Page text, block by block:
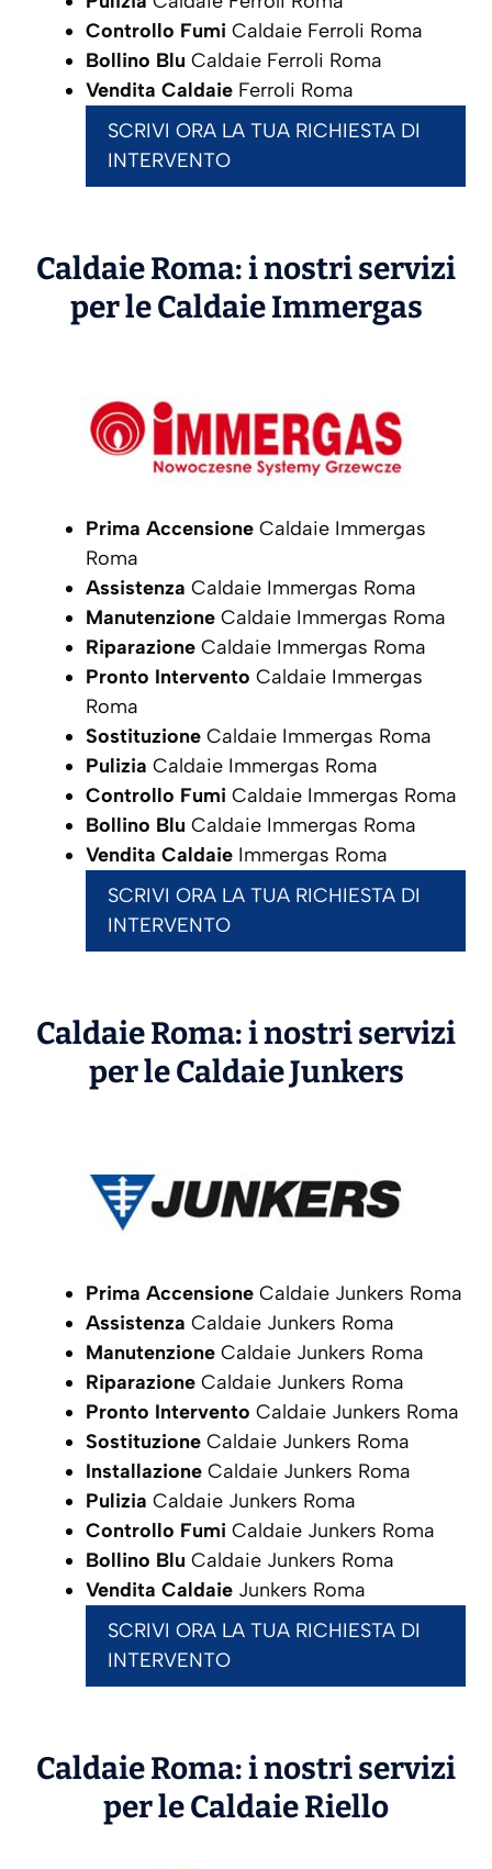
Controllo Fumi Caldaie Ferroli Roma
Bollino Blu Caldaie Ferroli Roma
Vendita Caldaie Ferroli Roma
SCRIVI ORA LA TUA RICHIESTA DI
INTERVENTO
Caldaie Roma: i nostri servizi
per le CaldaieImmergas
Prima Accensione Caldaie Immergas
Roma
Assistenza Caldaie Immergas Roma
Manutenzione Caldaie Immergas Roma
Riparazione Caldaie Immergas Roma
Pronto Intervento Caldaie Immergas
Roma
Sostituzione Caldaie Immergas Roma
Pulizia Caldaie Immergas Roma
Controllo Fumi Caldaie Immergas Roma
Bollino Blu Caldaie Immergas Roma
Vendita Caldaie Immergas Roma
SCRIVI ORA LA TUA RICHIESTA DI
INTERVENTO
Caldaie Roma: i nostri servizi
per le CaldaieJunkers
Prima Accensione Caldaie Junkers Roma
Assistenza Caldaie Junkers Roma
Manutenzione Caldaie Junkers Roma
Riparazione Caldaie Junkers Roma
Pronto Intervento Caldaie Junkers Roma
Sostituzione Caldaie Junkers Roma
Installazione Caldaie Junkers Roma
Pulizia Caldaie Junkers Roma
Controllo Fumi Caldaie Junkers Roma
Bollino Blu Caldaie Junkers Roma
Vendita Caldaie Junkers Roma
SCRIVI ORA LA TUA RICHIESTA DI
INTERVENTO
Caldaie Roma: i nostri servizi
per le CaldaieRiello